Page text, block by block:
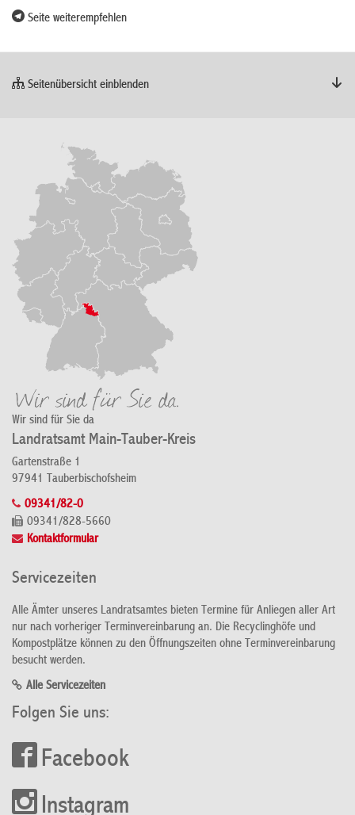
Seite weiterempfehlen
Seitenübersicht einblenden
Wir sind für Sie da
Landratsamt Main-Tauber-Kreis
Gartenstraße 1
97941 Tauberbischofsheim
09341/82-0
09341/828-5660
Kontaktformular
Servicezeiten
Alle Ämter unseres Landratsamtes bieten Termine für Anliegen aller Art
nur nach vorheriger Terminvereinbarung an. Die Recyclinghöfe und
Kompostplätze können zu den Öffnungszeiten ohne Terminvereinbarung
besucht werden.
Alle Servicezeiten
Folgen Sie uns:
Facebook
Instagram